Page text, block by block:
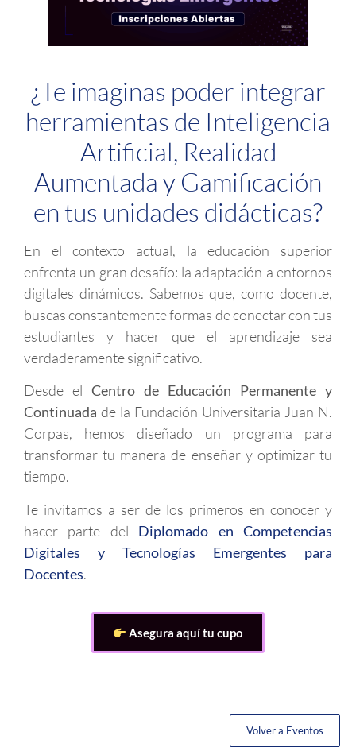
¿Te imaginas poder integrar
herramientas de Inteligencia
Artificial, Realidad
Aumentada y Gamificación
en tus unidades didácticas?
En el contexto actual, la educación superior
enfrenta un gran desafío: la adaptación a entornos
digitales dinámicos. Sabemos que, como docente,
buscas constantemente formas de conectar con tus
estudiantes y hacer que el aprendizaje sea
verdaderamente significativo.
Desde el Centro de Educación Permanente y
Continuada de la Fundación Universitaria Juan N.
Corpas, hemos diseñado un programa para
transformar tu manera de enseñar y optimizar tu
tiempo.
Te invitamos a ser de los primeros en conocer y
hacer parte del Diplomado en Competencias
Digitales y Tecnologías Emergentes para
Docentes.
Asegura aquí tu cupo
Volver a Eventos